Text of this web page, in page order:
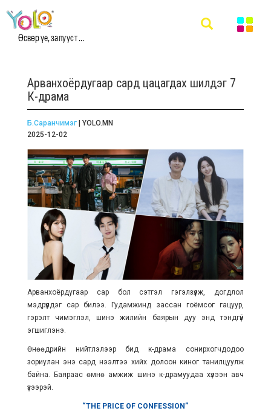
Өсвөр үе, залууст ...
Арванхоёрдугаар сард цацагдах шилдэг 7
К-драма
Б.Саранчимэг| YOLO.MN
2025-12-02
Арванхоёрдугаар сар бол сэтгэл гэгэлзүүлж, догдлол
мэдрүүлдэг сар билээ. Гудамжинд зассан гоёмсог гацуур,
гэрэлт чимэглэл, шинэ жилийн баярын дуу энд тэндгүй
эгшиглэнэ.
Өнөөдрийн нийтлэлээр бид к-драма сонирхогчдодоо
зориулан энэ сард нээлтээ хийх долоон киног танилцуулж
байна. Баяраас өмнө амжиж шинэ к-драмуудаа хүлээн авч
үзээрэй.
“THE PRICE OF CONFESSION”